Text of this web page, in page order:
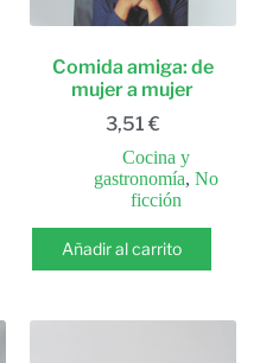
Comida amiga: de
mujer a mujer
3,51 €
Cocina y
gastronomía,No
ficción
Añadir al carrito